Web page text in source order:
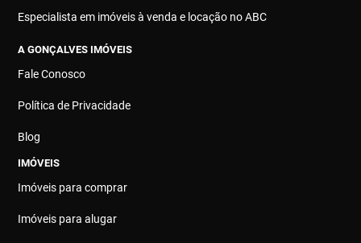
Especialista em imóveis à venda e locação no ABC
A GONÇALVES IMÓVEIS
Fale Conosco
Política de Privacidade
Blog
IMÓVEIS
Imóveis para comprar
Imóveis para alugar